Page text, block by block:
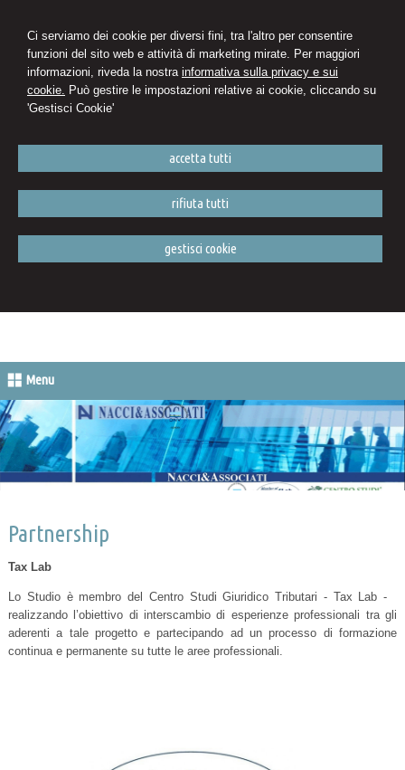
Ci serviamo dei cookie per diversi fini, tra l'altro per consentire
funzioni del sito web e attività di marketing mirate. Per maggiori
informazioni, riveda la nostra informativa sulla privacy e sui
cookie. Può gestire le impostazioni relative ai cookie, cliccando su
'Gestisci Cookie'
accetta tutti
rifiuta tutti
gestisci cookie
Menu
Partnership
Tax Lab
Lo Studio è membro del Centro Studi Giuridico Tributari - Tax Lab -
realizzando l’obiettivo di interscambio di esperienze professionali tra gli
aderenti a tale progetto e partecipando ad un processo di formazione
continua e permanente su tutte le aree professionali.